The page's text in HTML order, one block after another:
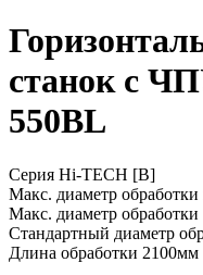
станок с
550BL
Серия Hi-TECH [B]
Макс. диаметр обработки
Макс. диаметр обработки
Стандартный диаметр
Длина обработки 2100мм